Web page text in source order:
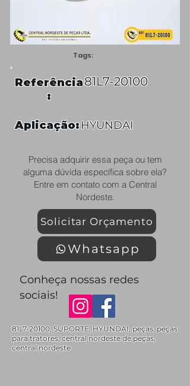
Tags:
Referência
:
81L7-20100
Aplicação:HYUNDAI
Precisa adquirir essa peça ou tem
alguma dúvida específica sobre ela?
Entre em contato com a Central
Nordeste.
Solicitar Orçamento
Whatsapp
Conheça nossas redes
sociais!
81L7-20100, SUPORTE, HYUNDAI, peças, peças
para tratores, central nordeste de peças,
central nordeste